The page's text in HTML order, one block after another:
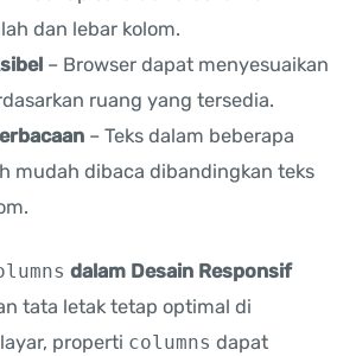
dan lebar kolom.
– Browser dapat menyesuaikan
ruang yang tersedia.
– Teks dalam beberapa
mudah dibaca dibandingkan teks
dalam Desain Responsif
tata letak tetap optimal di
properti columns dapat